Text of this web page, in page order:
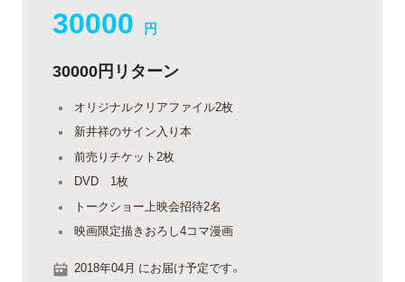
30000 円
30000円リターン
オリジナルクリアファイル2枚
新井祥のサイン入り本
前売りチケット2枚
DVD 1枚
トークショー上映会招待2名
映画限定描きおろし4コマ漫画
2018年04月 にお届け予定です。